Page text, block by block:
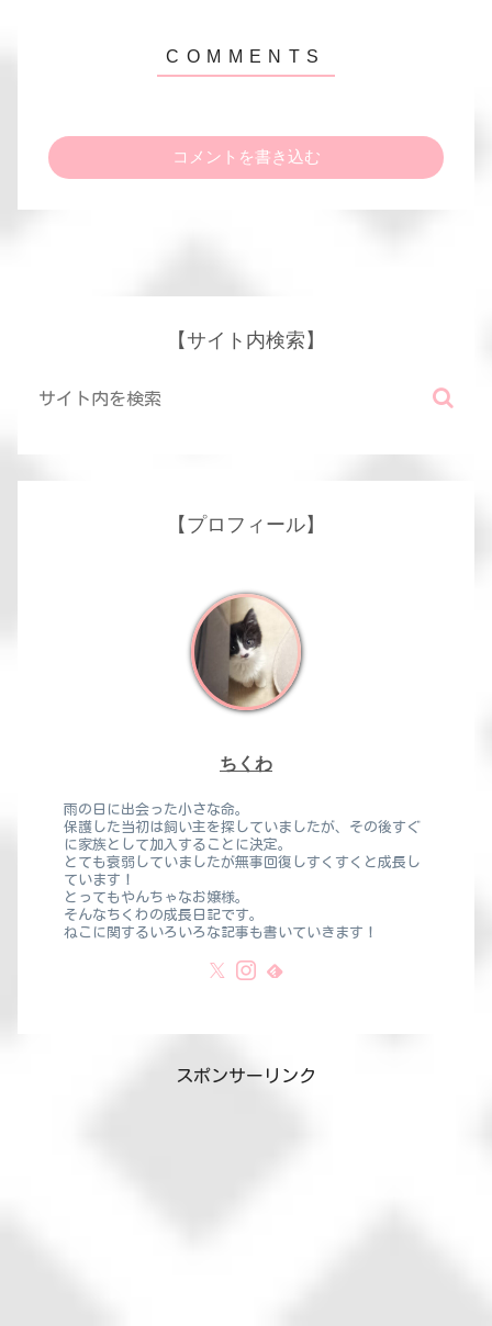
コメントを書き込む
【サイト内検索】
【プロフィール】
ちくわ
雨の日に出会った小さな命。
保護した当初は飼い主を探していましたが、その後すぐ
に家族として加入することに決定。
とても衰弱していましたが無事回復しすくすくと成長し
ています！
とってもやんちゃなお嬢様。
そんなちくわの成長日記です。
ねこに関するいろいろな記事も書いていきます！
スポンサーリンク